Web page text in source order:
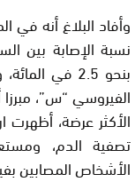
وأفاد البلاغ أنه
نسبة الإصابة بين
الفيروسي “س”،
الأكثر عرضة، أظهرت
تصفية الدم،
الأشخاص المصابين